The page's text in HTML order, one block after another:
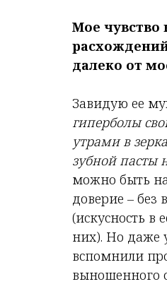
Мое чувство
далеко от
Завидую ее
гиперболы
утрами в
зубной пасты
можно быть
доверие – без
(искусность в
них). Но даже
вспомнили
выношенного